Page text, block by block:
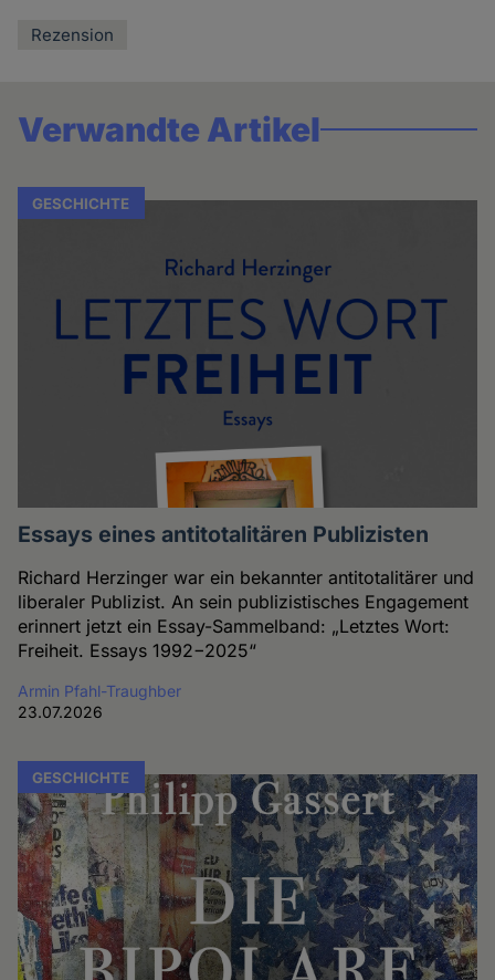
Rezension
Verwandte Artikel
GESCHICHTE
Essays eines antitotalitären Publizisten
Richard Herzinger war ein bekannter antitotalitärer und
liberaler Publizist. An sein publizistisches Engagement
erinnert jetzt ein Essay-Sammelband: „Letztes Wort:
Freiheit. Essays 1992−2025“
Armin Pfahl-Traughber
23.07.2026
GESCHICHTE